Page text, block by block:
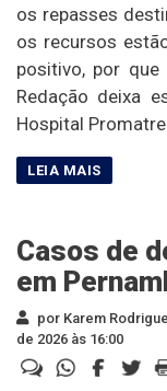
os repasses
os recursos
positivo, por
Redação deixa
Hospital
Casos de
em
por Karem
de 2026 às 16:00